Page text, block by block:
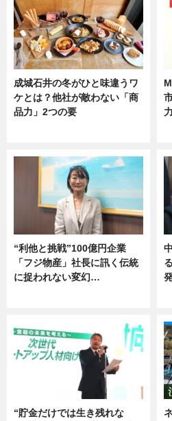
成城石井の冬がひと味違うワ
ケとは？他社が敵わない「商
品力」2つの要
“利他と挑戦”100億円企業
「フジ物産」社長に訊く伝統
に捉われない変幻…
“貯金だけでは生き残れな